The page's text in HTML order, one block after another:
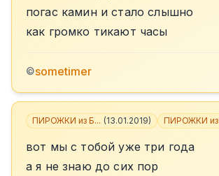
погас камин и стало слышно
как громко тикают часы
©sometimer
ПИРОЖКИ из Б... (13.01.2019) ПИРОЖКИ из
вот мы с тобой уже три года
а я не знаю до сих пор